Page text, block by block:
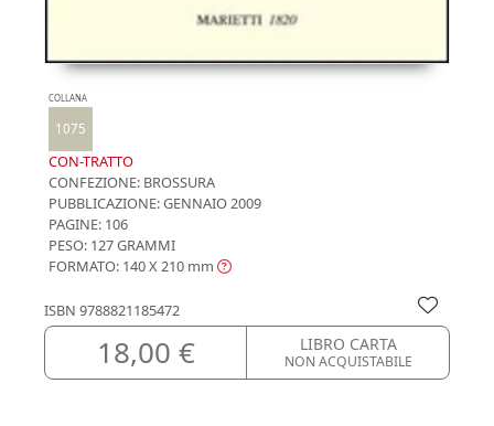
COLLANA
1075
CON-TRATTO
CONFEZIONE: BROSSURA
PUBBLICAZIONE:GENNAIO 2009
PAGINE: 106
PESO: 127 GRAMMI
FORMATO: 140 X 210 mm
ISBN 9788821185472
18,00 € LIBRO CARTA
NON ACQUISTABILE